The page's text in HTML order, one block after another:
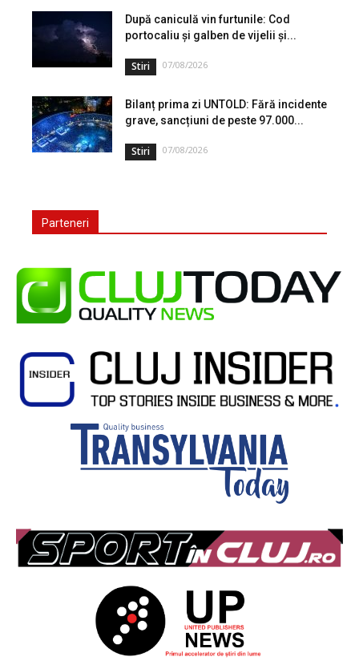
După caniculă vin furtunile: Cod
portocaliu și galben de vijelii și...
Stiri 07/08/2026
Bilanț prima zi UNTOLD: Fără incidente
grave, sancțiuni de peste 97.000...
Stiri 07/08/2026
Parteneri